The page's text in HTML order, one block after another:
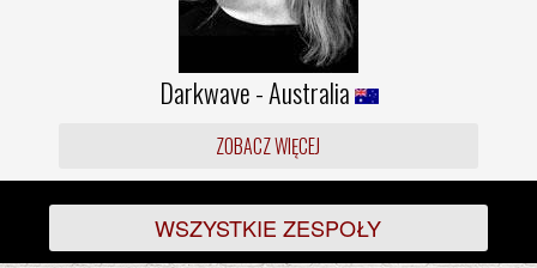
Darkwave - Australia
ZOBACZ WIĘCEJ
WSZYSTKIE ZESPOŁY